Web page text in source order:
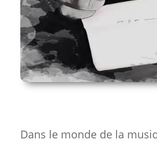
Dans le monde de la